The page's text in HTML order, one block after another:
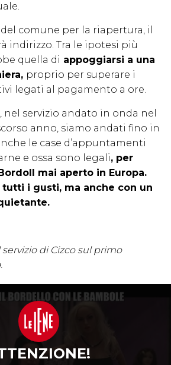
comune per la riapertura, il
indirizzo. Tra le ipotesi più
quella di appoggiarsi a una
proprio per superare i
legati al pagamento a ore.
nel servizio andato in onda nel
anno, siamo andati fino in
le case d’appuntamenti
e ossa sono legali, per
mai aperto in Europa.
tutti i gusti, ma anche con un
di Cizco sul primo